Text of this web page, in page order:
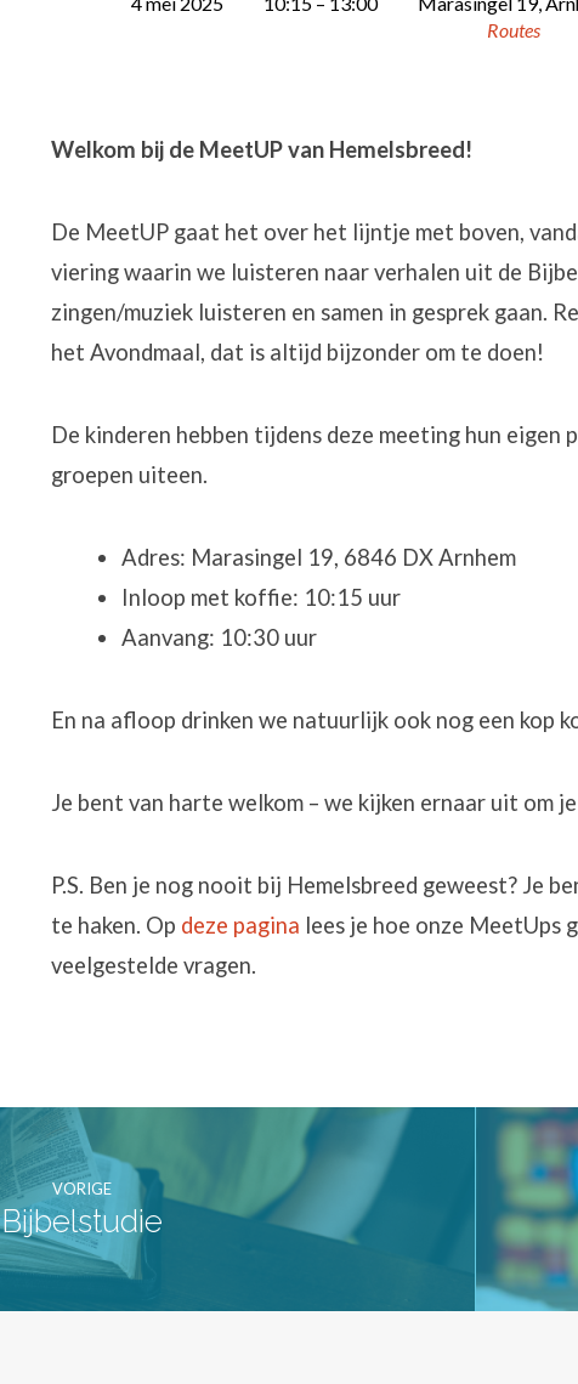
Routes
Welkom bij de MeetUP van Hemelsbreed!
De MeetUP gaat het over het lijntje met boven,
viering waarin we luisteren naar verhalen uit de
zingen/muziek luisteren en samen in gesprek gaan.
het Avondmaal, dat is altijd bijzonder om te doen!
De kinderen hebben tijdens deze meeting hun eigen
groepen uiteen.
Adres: Marasingel 19, 6846 DX Arnhem
Inloop met koffie: 10:15 uur
Aanvang: 10:30 uur
En na afloop drinken we natuurlijk ook nog een kop
Je bent van harte welkom – we kijken ernaar uit om
P.S. Ben je nog nooit bij Hemelsbreed geweest? Je
te haken. Op deze pagina lees je hoe onze MeetUps
veelgestelde vragen.
VORIGE
Bijbelstudie